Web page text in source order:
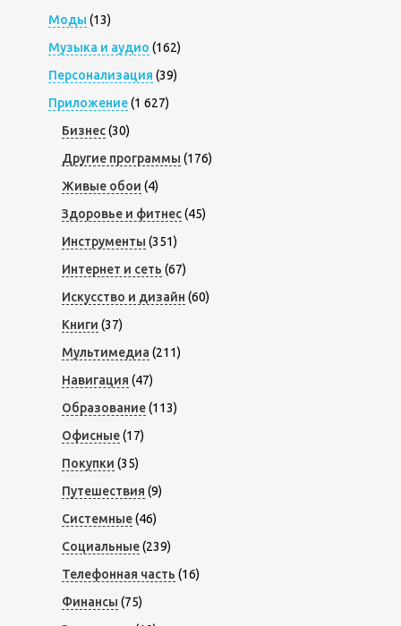
Моды (13)
Музыка и аудио (162)
Персонализация (39)
Приложение(1 627)
Бизнес(30)
Другие программы (176)
Живые обои (4)
Здоровье и фитнес(45)
Инструменты (351)
Интернет и сеть (67)
Искусство и дизайн (60)
Книги (37)
Мультимедиа (211)
Навигация (47)
Образование(113)
Офисные(17)
Покупки (35)
Путешествия (9)
Системные(46)
Социальные(239)
Телефонная часть (16)
Финансы (75)